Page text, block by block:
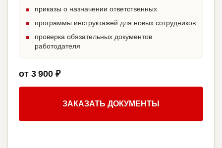
приказы о назначении ответственных
программы инструктажей для новых сотрудников
проверка обязательных документов
работодателя
от 3 900 ₽
ЗАКАЗАТЬ ДОКУМЕНТЫ